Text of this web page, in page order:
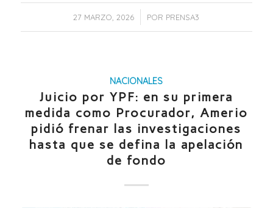
27 MARZO, 2026
/ POR PRENSA3
NACIONALES
Juicio por YPF: en su primera
medida como Procurador, Amerio
pidió frenar las investigaciones
hasta que se defina la apelación
de fondo